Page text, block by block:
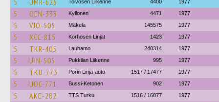
5 UMR-626 Toivosen Liikenne 4400 1977
5 OEN-333 Kyllonen 4471 1977
5 VJO-505 Mäkela 145575 1977
5 XCC-815 Korhosen Linjat 1423 1977
5 TKR-405 Lauhamo 240314 1977
5 UJN-505 Pukkilan Liikenne 995 1977
5 TKU-773 Porin Linja-auto 1517 / 17477 1977
5 UOC-771 Bussi-Ketonen 902 1977
5 AKE-282 TTS Turku 1516 / 16877 1977